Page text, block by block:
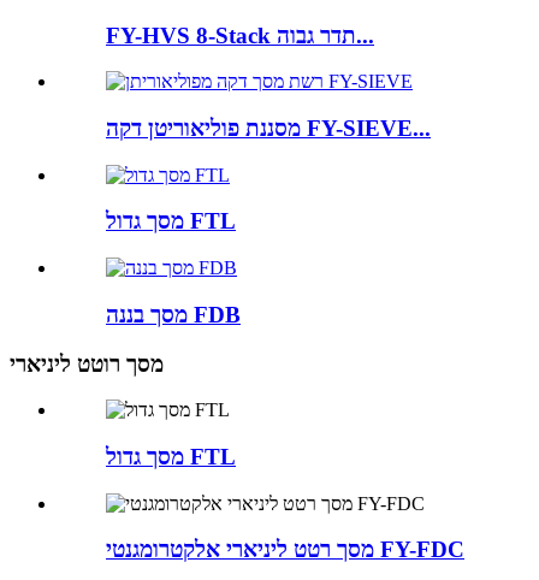
FY-HVS 8-Stack תדר גבוה...
מסננת פוליאוריטן דקה FY-SIEVE...
מסך גדול FTL
מסך בננה FDB
מסך רוטט ליניארי
מסך גדול FTL
מסך רטט ליניארי אלקטרומגנטי FY-FDC